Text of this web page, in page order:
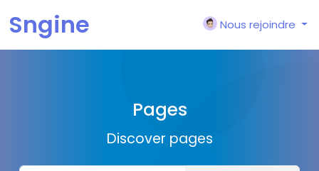
Sngine Nous rejoindre
Pages
Discover pages